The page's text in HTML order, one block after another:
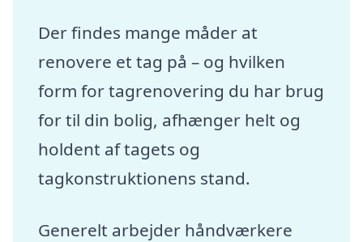
Der findes mange måder at
renovere et tag på – og hvilken
form for tagrenovering du har brug
for til din bolig, afhænger helt og
holdent af tagets og
tagkonstruktionens stand.
Generelt arbejder håndværkere